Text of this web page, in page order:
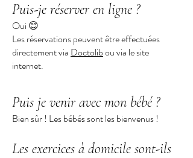
Puis-je réserver en ligne ?
Oui 😊
Les réservations peuvent être effectuées
directement via Doctolibou via le site
internet.
Puis je venir avec mon bébé ?
Bien sûr ! Les bébés sont les bienvenus !
Les exercices à domicile sont-ils